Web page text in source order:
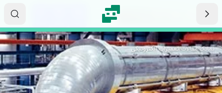
نماتک/مقالات/تعمیرات الکترونیکی